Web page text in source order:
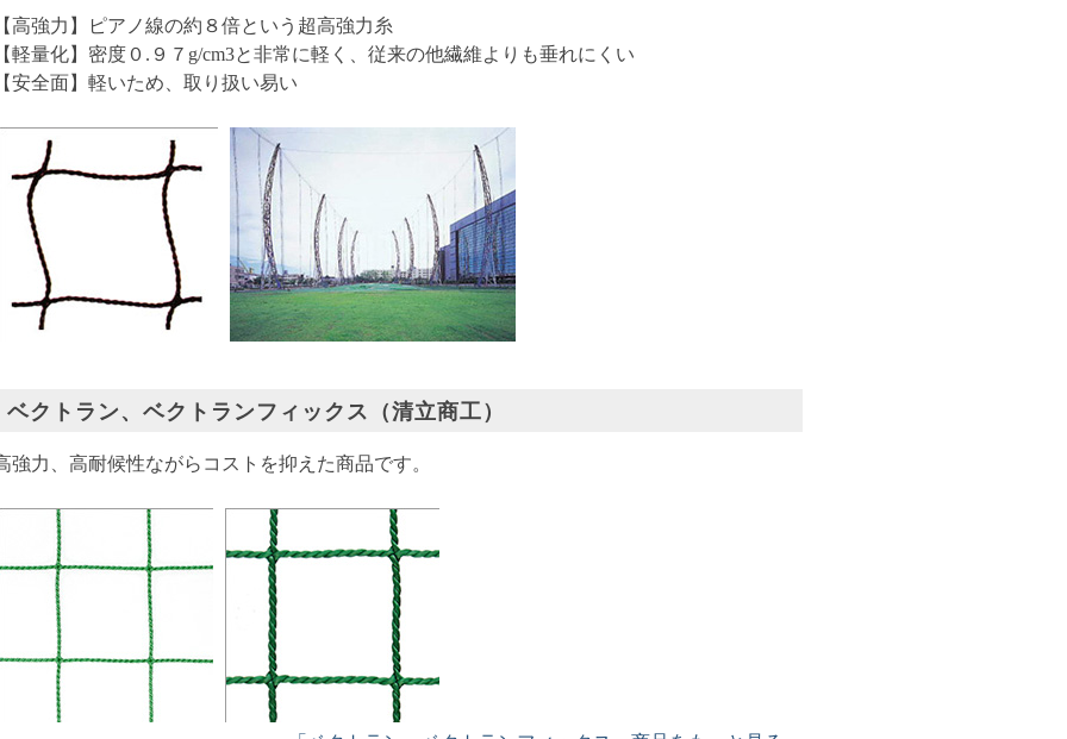
高強力】ピアノ線の約８倍という超高強力糸
軽量化】密度０.９７g/cm3と非常に軽く、従来の他繊維よりも垂れにくい
安全面】軽いため、取り扱い易い
ベクトラン、ベクトランフィックス（清立商工）
強力、高耐候性ながらコストを抑えた商品です。